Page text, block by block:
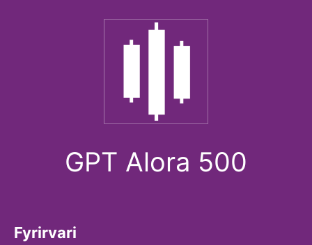
GPT Alora 500
Fyrirvari